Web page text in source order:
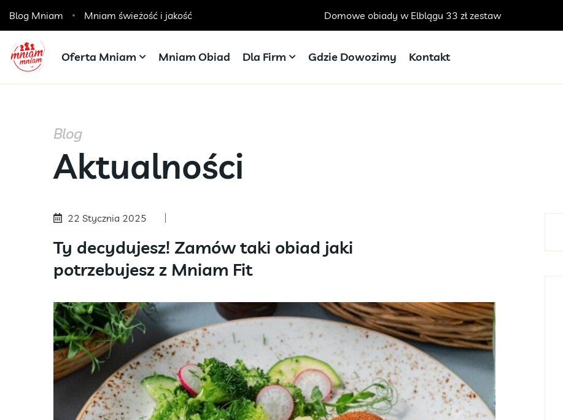
Blog Mniam Mniam świeżość i jakość
Catering dla szkół, przedszkoli i żłobków Domowe obiady w Elblągu 33 zł zestaw
Oferta Mniam Mniam Obiad Dla Firm Gdzie Dowozimy Kontakt
Blog
Aktualności
22 Stycznia 2025
Ty decydujesz! Zamów taki obiad jaki
potrzebujesz z Mniam Fit